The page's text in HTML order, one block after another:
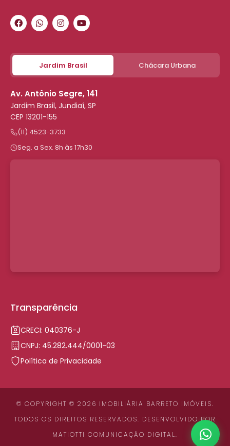
Jardim Brasil Chácara Urbana
Av. Antônio Segre, 141
Jardim Brasil, Jundiaí, SP
CEP 13201-155
(11) 4523-3733
Seg. a Sex. 8h às 17h30
Transparência
CRECI: 040376-J
CNPJ: 45.282.444/0001-03
Política de Privacidade
© COPYRIGHT © 2026 IMOBILIÁRIA BARRETO IMÓVEIS.
TODOS OS DIREITOS RESERVADOS. DESENVOLVIDO POR
MATIOTTI COMUNICAÇÃO DIGITAL.